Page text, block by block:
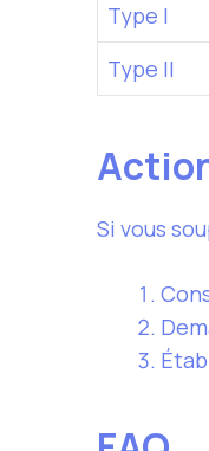
Type I
Type II
Si vous